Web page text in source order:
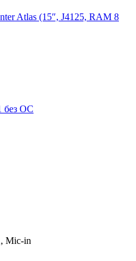
Atlas (15″, J4125, RAM 8
без ОС
Mic-in